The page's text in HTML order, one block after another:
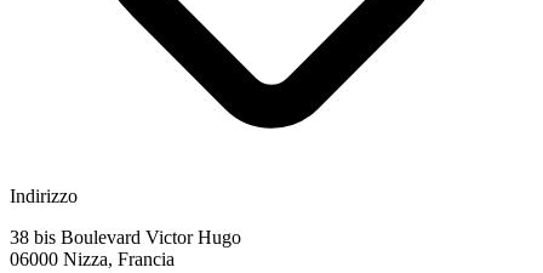
Indirizzo
38 bis Boulevard Victor Hugo
06000 Nizza, Francia